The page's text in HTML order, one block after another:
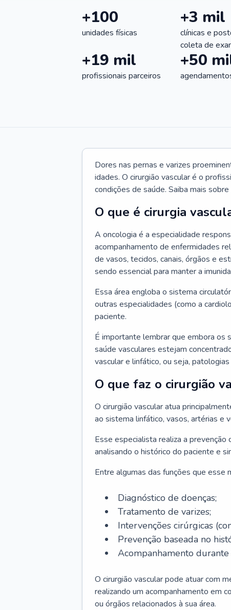
+100
unidades físicas
+3 mil
clínicas e
coleta de
+19 mil
profissionais parceiros
+50
Dores nas pernas e varizes
idades. O cirurgião vascular é o
condições de saúde. Saiba mais
O que é cirurgia
A oncologia é a especialidade
acompanhamento de enfermidades
de vasos, tecidos, canais, órgãos e
sendo essencial para manter a
Essa área engloba o sistema
outras especialidades (como a
paciente.
É importante lembrar que embora os
saúde vasculares estejam
vascular e linfático, ou seja,
O que faz o cirurgião
O cirurgião vascular atua
ao sistema linfático, vasos, artérias e
Esse especialista realiza a
analisando o histórico do paciente e
Entre algumas das funções que esse
Diagnóstico de doenças;
Tratamento de varizes;
Intervenções cirúrgicas
Prevenção baseada no
Acompanhamento
O cirurgião vascular pode atuar com
realizando um acompanhamento em
ou órgãos relacionados à sua área.